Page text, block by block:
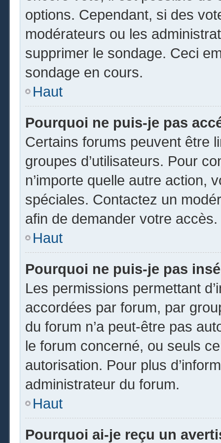
options. Cependant, si des
modérateurs ou les
supprimer le sondage. Ceci
sondage en cours.
Haut
Pourquoi ne puis-je pas
Certains forums peuvent être
groupes d’utilisateurs. Pour
n’importe quelle autre action,
spéciales. Contactez un
afin de demander votre accès.
Haut
Pourquoi ne puis-je pas
Les permissions permettant
accordées par forum, par
du forum n’a peut-être pas
le forum concerné, ou seuls
autorisation. Pour plus
administrateur du forum.
Haut
Pourquoi ai-je reçu un